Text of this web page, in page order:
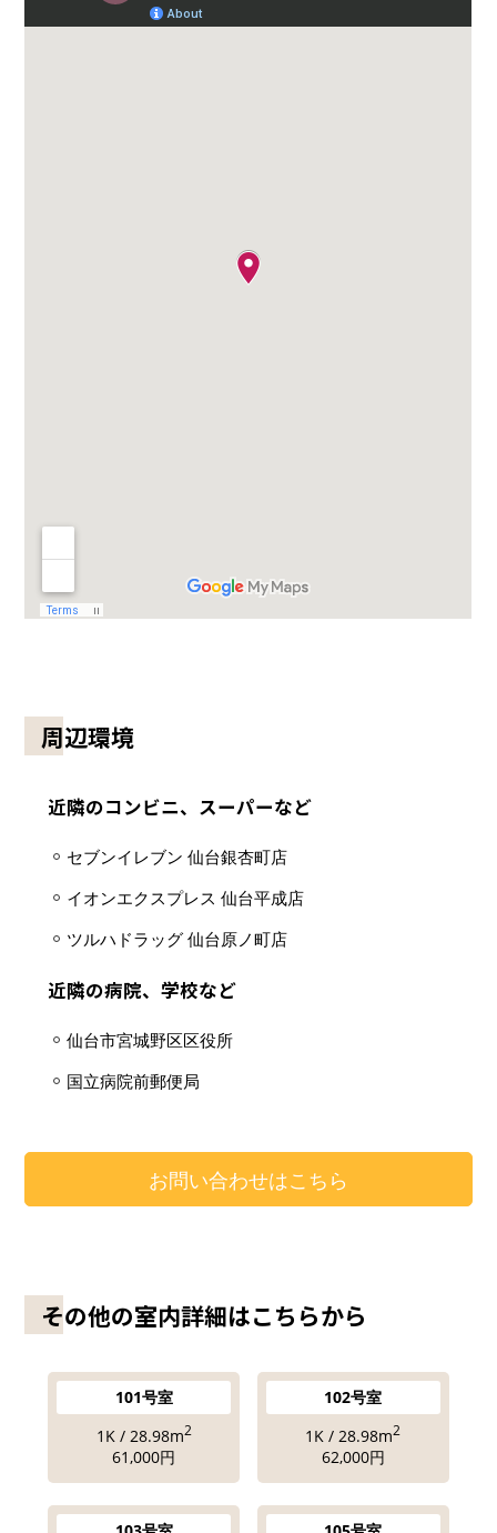
周辺環境
近隣のコンビニ、スーパーなど
セブンイレブン 仙台銀杏町店
イオンエクスプレス 仙台平成店
ツルハドラッグ 仙台原ノ町店
近隣の病院、学校など
仙台市宮城野区区役所
国立病院前郵便局
お問い合わせはこちら
その他の室内詳細はこちらから
101号室
1K / 28.98m2
61,000円
102号室
1K / 28.98m2
62,000円